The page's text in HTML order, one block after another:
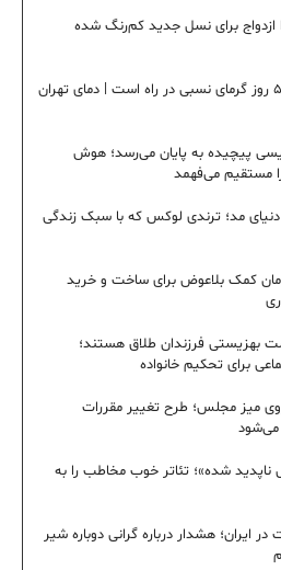
ازدواج برای نسل جدید کم‌رنگ شده
هشدار هواشناسی؛ ۴۰ تا ۵۰ روز گرمای نسبی در راه است | دمای تهران
پیچیده به پایان می‌رسد؛ هوش
مستقیم می‌فهمد
مد؛ ترندی لوکس که با سبک زندگی
تومان کمک بلاعوض برای ساخت و خرید
بهزیستی فرزندان طلاق هستند؛
برای تحکیم خانواده
روی میز مجلس؛ طرح تغییر مقررات
می‌شود
ناپدید شده»؛ تئاتر خوب مخاطب را به
هشدار درباره گرانی دوباره شیر